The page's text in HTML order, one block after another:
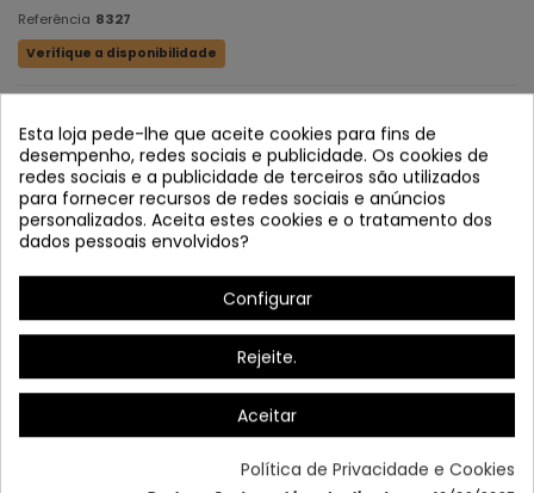
Referência 8327
Verifique a disponibilidade
E27-6w-550lm
Medidas:
9,5 cm | Alta: 14,2 cm
Dados do produto
Também poderá gostar
Esta loja pede-lhe que aceite cookies para fins de
desempenho, redes sociais e publicidade. Os cookies de
redes sociais e a publicidade de terceiros são utilizados
para fornecer recursos de redes sociais e anúncios
personalizados. Aceita estes cookies e o tratamento dos
dados pessoais envolvidos?
Configurar
Rejeite.
Aceitar
Política de Privacidade e Cookies